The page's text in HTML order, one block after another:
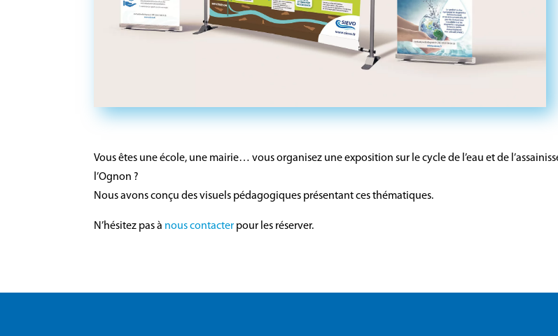
Vous êtes une école, une mairie… vous organisez une exposition sur le cycle de l’eau et de
l’Ognon ?
Nous avons conçu des visuels pédagogiques présentant ces thématiques.
N’hésitez pas à nous contacter pour les réserver.